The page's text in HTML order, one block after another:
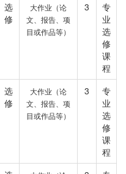
选
修
大作业（论
文、报告、项
目或作品等）
3
专
业
选
修
课
程
选
修
大作业（论
文、报告、项
目或作品等）
3
专
业
选
修
课
程